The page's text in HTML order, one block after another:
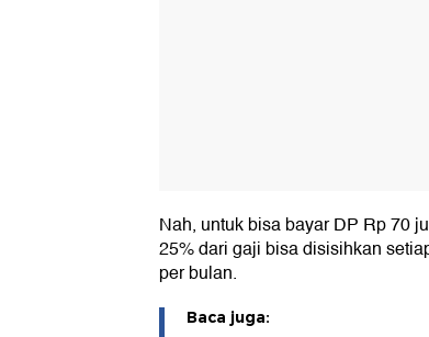
Nah, untuk bisa bayar DP Rp 70
25% dari gaji bisa disisihkan
per bulan.
Baca juga: